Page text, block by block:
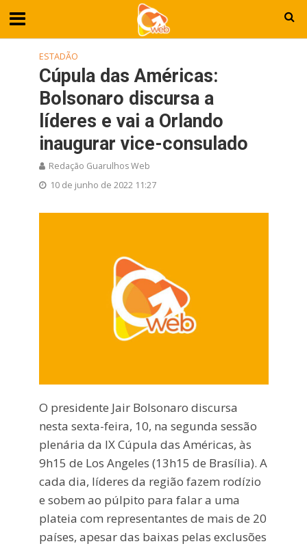
ESTADÃO
Cúpula das Américas:
Bolsonaro discursa a
líderes e vai a Orlando
inaugurar vice-consulado
Redação Guarulhos Web
10 de junho de 2022 11:27
O presidente Jair Bolsonaro discursa
nesta sexta-feira, 10, na segunda sessão
plenária da IX Cúpula das Américas, às
9h15 de Los Angeles (13h15 de Brasília). A
cada dia, líderes da região fazem rodízio
e sobem ao púlpito para falar a uma
plateia com representantes de mais de 20
países, apesar das baixas pelas exclusões